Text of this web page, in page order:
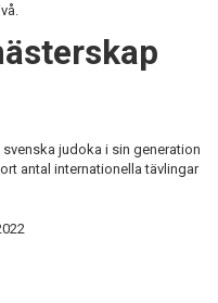
judoka i sin generation
antal internationella tävlingar